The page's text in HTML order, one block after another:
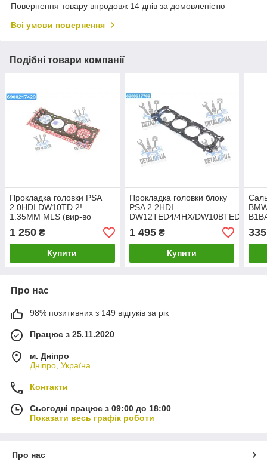
Повернення товару впродовж 14 днів за домовленістю
Всі умови повернення
Подібні товари компанії
Прокладка головки PSA
2.0HDI DW10TD 2!
1.35MM MLS (вир-во
Elring) 075.830
1 250 ₴
Купити
Прокладка головки блоку
PSA 2.2HDI
DW12TED4/4HX/DW10BTED4/
3 1.35MM MLS (вир-во
Elring) 153.142
1 495₴
Купити
335
Про нас
98% позитивних з 149 відгуків за рік
Працює з 25.11.2020
м. Дніпро
Дніпро, Україна
Контакти
Сьогодні працює з 09:00 до 18:00
Показати весь графік роботи
Про нас